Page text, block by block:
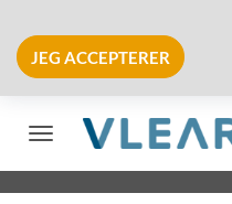
JEG ACCEPTERER
Skift navigation